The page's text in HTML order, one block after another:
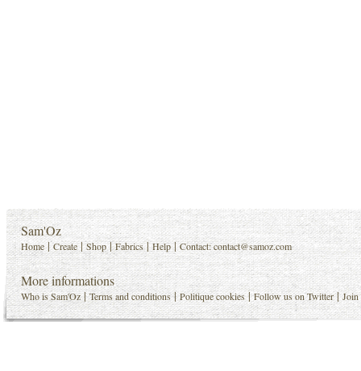
Sam'Oz
Home |Create |Shop |Fabrics |Help |Contact:contact@samoz.com
More informations
Who is Sam'Oz |Terms and conditions |Politique cookies |Follow us on Twitter |Join